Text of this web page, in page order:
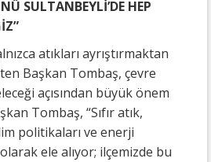
SULTANBEYLİ’DE HEP
atıkları ayrıştırmaktan
Başkan Tombaş, çevre
açısından büyük önem
Tombaş, “Sıfır atık,
politikaları ve enerji
ele alıyor; ilçemizde bu